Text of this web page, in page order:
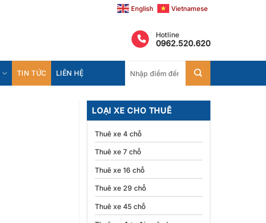
English Vietnamese
Hotline
0962.520.620
TIN TỨC LIÊN HỆ
kiếm:
LOẠI XE CHO THUÊ
Thuê xe 4 chỗ
Thuê xe 7 chỗ
Thuê xe 16 chỗ
Thuê xe 29 chỗ
Thuê xe 45 chỗ